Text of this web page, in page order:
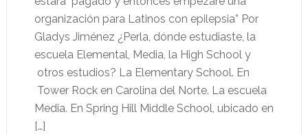
organización para Latinos con epilepsia” Por
Gladys Jiménez ¿Perla, dónde estudiaste, la
escuela Elemental, Media, la High School y
otros estudios? La Elementary School. En
Tower Rock en Carolina del Norte. La escuela
Media. En Spring Hill Middle School, ubicado en
[…]